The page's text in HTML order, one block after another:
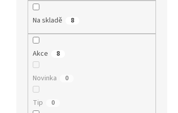
Na skladě 8
Akce 8
Novinka 0
Tip 0